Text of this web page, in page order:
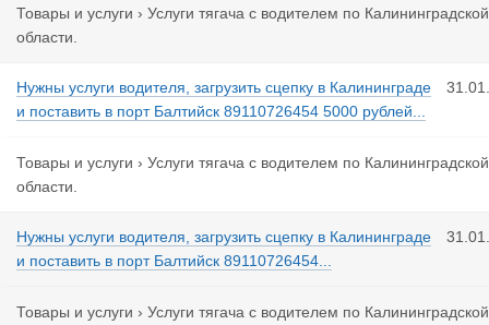
Товары и услуги › Услуги тягача с водителем по Калининградской
области.
Нужны услуги водителя, загрузить сцепку в Калининграде
и поставить в порт Балтийск 89110726454 5000 рублей...
Товары и услуги › Услуги тягача с водителем по Калининградской
области.
Нужны услуги водителя, загрузить сцепку в Калининграде
и поставить в порт Балтийск 89110726454...
Товары и услуги › Услуги тягача с водителем по Калининградской